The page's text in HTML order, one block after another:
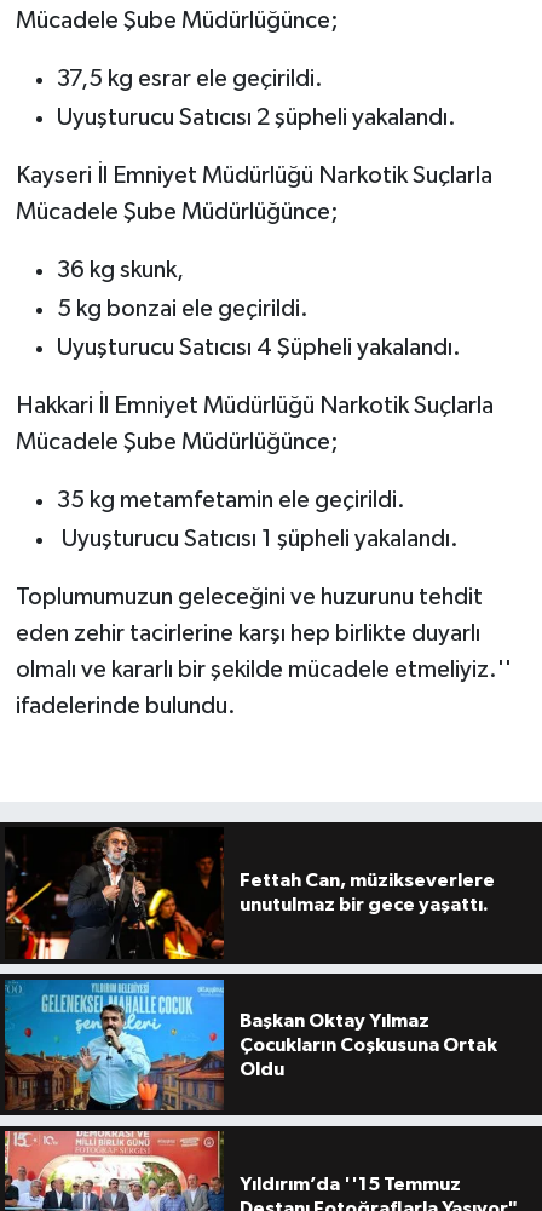
Mücadele Şube Müdürlüğünce;
37,5 kg esrar ele geçirildi.
Uyuşturucu Satıcısı 2 şüpheli yakalandı.
Kayseri İl Emniyet Müdürlüğü Narkotik Suçlarla
Mücadele Şube Müdürlüğünce;
36 kg skunk,
5 kg bonzai ele geçirildi.
Uyuşturucu Satıcısı 4 Şüpheli yakalandı.
Hakkari İl Emniyet Müdürlüğü Narkotik Suçlarla
Mücadele Şube Müdürlüğünce;
35 kg metamfetamin ele geçirildi.
Uyuşturucu Satıcısı 1 şüpheli yakalandı.
Toplumumuzun geleceğini ve huzurunu tehdit
eden zehir tacirlerine karşı hep birlikte duyarlı
olmalı ve kararlı bir şekilde mücadele etmeliyiz.''
ifadelerinde bulundu.
Fettah Can, müzikseverlere
unutulmaz bir gece yaşattı.
Başkan Oktay Yılmaz
Çocukların Coşkusuna Ortak
Oldu
Yıldırım’da ''15 Temmuz